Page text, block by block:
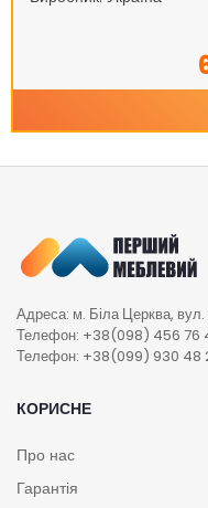
Адреса: м. Біла Церква,
Телефон: +38(098) 456 76
Телефон: +38(099) 930 48
КОРИСНЕ
Про нас
Гарантія